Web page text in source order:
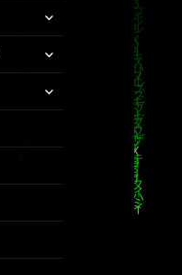
untermenü
öffnen
untermenü
öffnen
untermenü
öffnen